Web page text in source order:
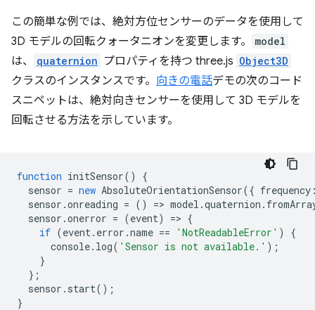
この簡単な例では、絶対方位センサーのデータを使用して
3D モデルの回転クォータニオンを変更します。
model
は、 quaternion プロパティを持つ three.js Object3D
クラスのインスタンスです。 向きの電話デモの次のコード
スニペットは、絶対向きセンサーを使用して 3D モデルを
回転させる方法を示しています。
function initSensor()
{
sensor = new AbsoluteOrientationSensor({ frequency
sensor .onreading = () => model .quaternion .
sensor .onerror = (event) => {
if (event . error .name == 'NotReadableError' )
{
console. log( 'Sensor is not available.' );
}
};
sensor . start();
}